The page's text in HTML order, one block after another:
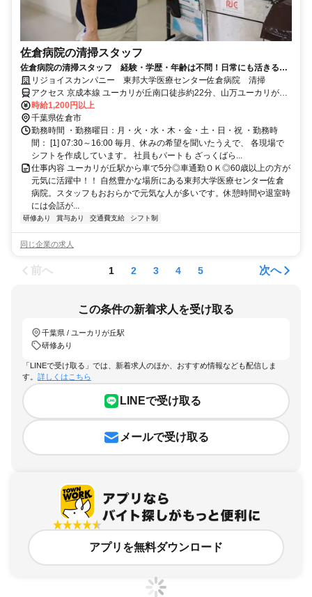
佐倉病院の清掃スタッフ
佐倉病院の清掃スタッフ 経験・学歴・年齢は不問！日常にも活きる技
術が身に付く◎
リジョイスカンパニー 東邦大学医療センター佐倉病院 清掃
アクセス 京成本線 ユーカリが丘南口徒歩約22分、山万ユーカリが丘
線 ユーカリが丘徒歩約24分、京成本線 京成臼井南口徒歩約28分 「ユ
ーカリが丘駅」より車5分
時給1,200円以上
千葉県佐倉市
勤務時間 ・勤務曜日：月・火・水・木・金・土・日・祝 ・勤務時
間： [1] 07:30～16:00 毎月、休みの希望を聞いたうえで、 各現場で
シフトを作成しています。 社員もパートも ざっくばら...
仕事内容 ユーカリが丘駅から車で5分◎車通勤ＯＫ◎60歳以上の方が
元気に活躍中！！ 自然豊かな場所にある東邦大学医療センター佐倉
病院。スタッフもおおらかで元気な人が多いです。休憩時間や退室時
には会話が...
研修あり 賞与あり 交通費支給 シフト制
同じ企業の求人
前へ 1 2 3 4 5 次へ
この条件の新着求人を受け取る
千葉県 / ユーカリが丘駅
研修あり
「LINEで受け取る」では、新着求人のほか、おすすめ情報なども配信しま
す。 詳しくはこちら
LINEで受け取る
メールで受け取る
アプリを無料ダウンロード